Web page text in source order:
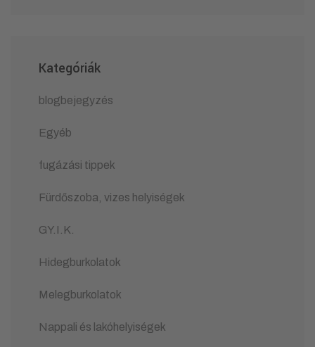
Kategóriák
blogbejegyzés
Egyéb
fugázási tippek
Fürdőszoba, vizes helyiségek
GY.I.K.
Hidegburkolatok
Melegburkolatok
Nappali és lakóhelyiségek